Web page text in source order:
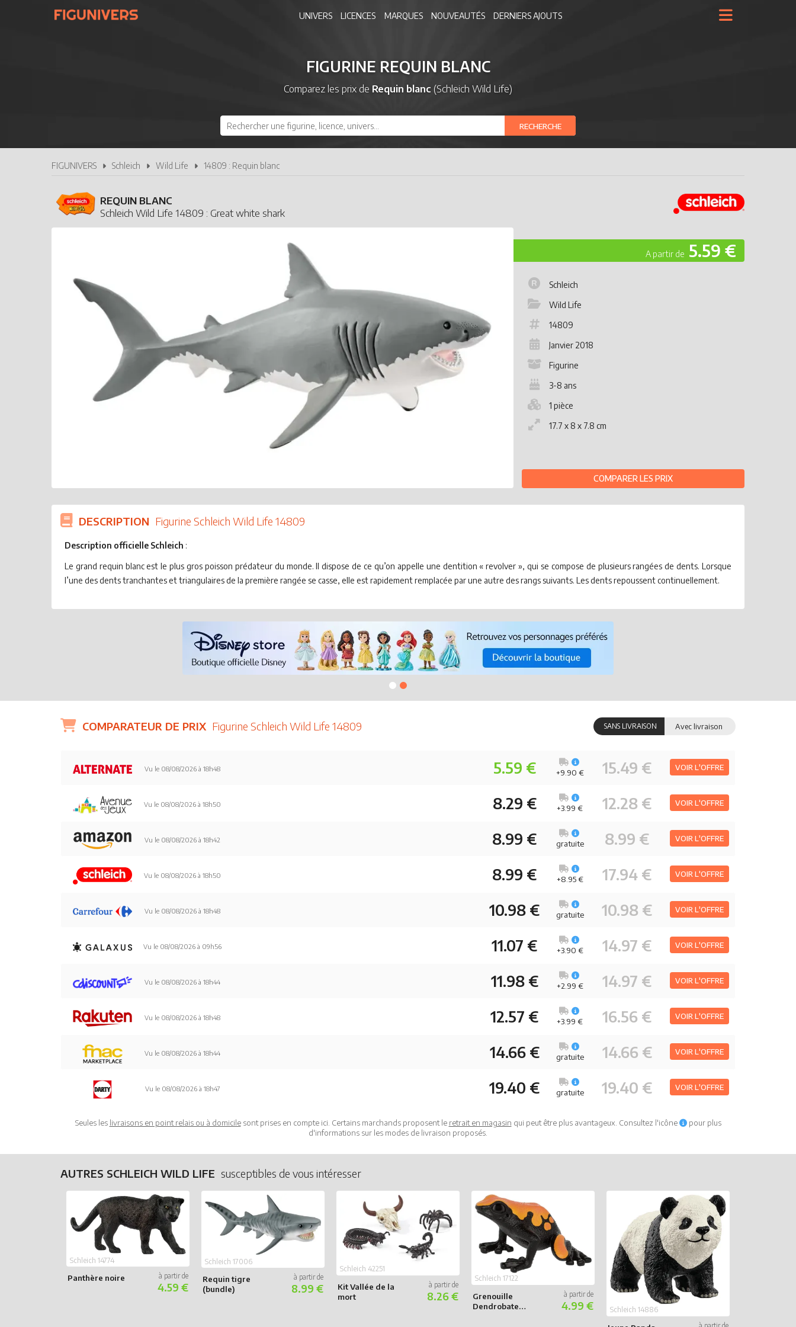
UNIVERS LICENCES MARQUES NOUVEAUTÉS DERNIERS AJOUTS
FIGURINE REQUIN BLANC
Comparez les prix de Requin blanc (Schleich Wild Life)
RECHERCHE
FIGUNIVERS Schleich Wild Life 14809 : Requin blanc
REQUIN BLANC
Schleich Wild Life 14809 : Great white shark
5.59 €
Schleich
Wild Life
14809
Janvier 2018
Figurine
3-8 ans
1 pièce
17.7 x 8 x 7.8 cm
COMPARER LES PRIX
DESCRIPTION Figurine Schleich Wild Life 14809
Description officielle Schleich :
Le grand requin blanc est le plus gros poisson prédateur du monde. Il dispose de ce qu’on appelle une dentition « revolver », qui se compose de plusieurs rangées de dents. Lorsque
l’une des dents tranchantes et triangulaires de la première rangée se casse, elle est rapidement remplacée par une autre des rangs suivants. Les dents repoussent continuellement.
COMPARATEUR DE PRIX Figurine Schleich Wild Life 14809 SANS LIVRAISON Avec livraison
Vu le 08/08/2026 à 18h48 5.59 € 15.49 € VOIR L'OFFRE
+9.90 €
Vu le 08/08/2026 à 18h50 8.29 € 12.28 € VOIR L'OFFRE
+3.99 €
Vu le 08/08/2026 à 18h42 8.99 € 8.99 € VOIR L'OFFRE
gratuite
Vu le 08/08/2026 à 18h50 8.99 € 17.94 € VOIR L'OFFRE
+8.95 €
Vu le 08/08/2026 à 18h48 10.98 € 10.98 € VOIR L'OFFRE
gratuite
Vu le 08/08/2026 à 09h56 11.07 € 14.97 € VOIR L'OFFRE
+3.90 €
Vu le 08/08/2026 à 18h44 11.98 € 14.97 € VOIR L'OFFRE
+2.99 €
Vu le 08/08/2026 à 18h48 12.57 € 16.56 € VOIR L'OFFRE
+3.99 €
Vu le 08/08/2026 à 18h44 14.66 € 14.66 € VOIR L'OFFRE
gratuite
Vu le 08/08/2026 à 18h47 19.40 € 19.40 € VOIR L'OFFRE
gratuite
Seules les livraisons en point relais ou à domicilesont prises en compte ici. Certains marchands proposent le retrait en magasin qui peut être plus avantageux. Consultez l'icône
pour plus
d'informations sur les modes de livraison proposés.
AUTRES SCHLEICH WILD LIFE susceptibles de vous intéresser
Panthère noire
Schleich 14774
4.59 €
Requin tigre
(bundle)
Schleich 17006
8.99 €
Kit Vallée de la
mort
Schleich 42251
8.26 €
Grenouille
Dendrobate
Schleich 17122
4.99 € Schleich 14886